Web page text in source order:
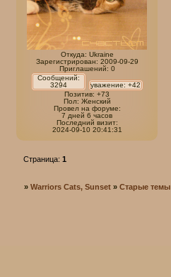
Откуда: Ukraine
Зарегистрирован: 2009-09-29
Приглашений: 0
Сообщений:
3294
уважение: +42
Позитив: +73
Пол: Женский
Провел на форуме:
7 дней 6 часов
Последний визит:
2024-09-10 20:41:31
Страница:1
»Warriors Cats, Sunset »Старые темы